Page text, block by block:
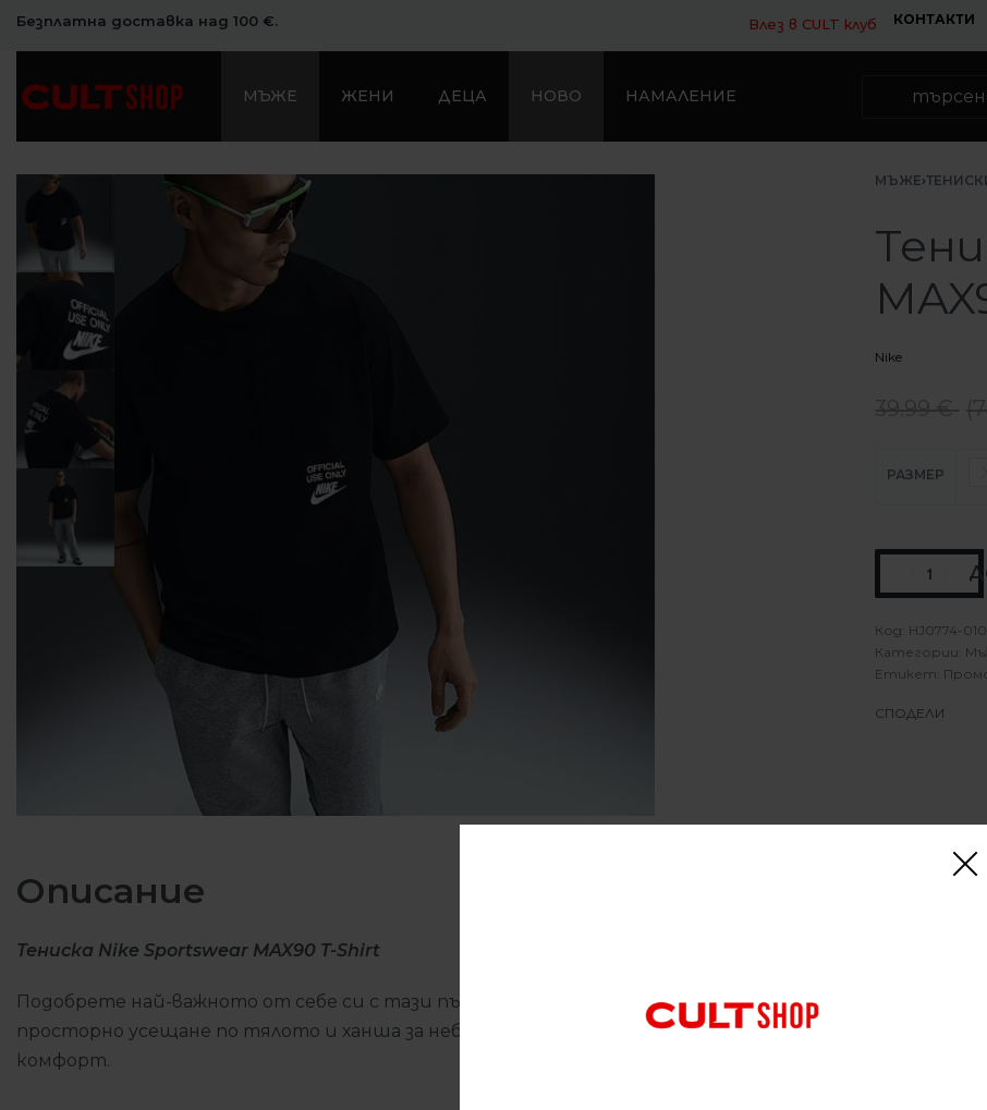
Безплатна доставка над 100 €. Влез в CULT клуб КОНТАКТИ
МЪЖЕ ЖЕНИ ДЕЦА НОВО НАМАЛЕНИЕ
МЪЖЕ›
Nike
РАЗМЕР
HJ0774-010
Категории:
Етикет:
СПОДЕЛИ
Описание
Тениска Nike Sportswear MAX90 T-Shirt
Подобрете най-важното от себе си с тази първокласна тениска. Тениските Max90 имат свободна
просторно усещане по тялото и ханша за небрежна визия. Средно тежкият памук е мек на допир
комфорт.